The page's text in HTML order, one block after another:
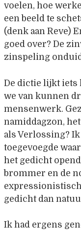
voelen, hoe
een beeld te
(denk aan Reve)
goed over? De
zinspeling
De dictie lijkt iets
we van kunnen
mensenwerk.
namiddagzon,
als Verlossing?
toegevoegde
het gedicht
brommer en de
gedicht dan
Ik had ergens